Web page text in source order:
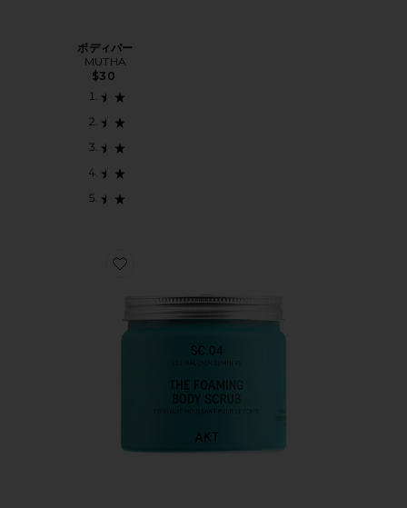
ボディバー
MUTHA
$30
Favorite THE FOAMING BODY SCRUB SC.04